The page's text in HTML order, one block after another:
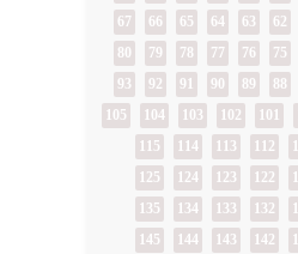
62
63
64
65
66
67
75
76
77
78
79
80
88
89
90
91
92
93
102
103
104
105
112
113
114
115
122
123
124
125
132
133
134
135
142
143
144
145